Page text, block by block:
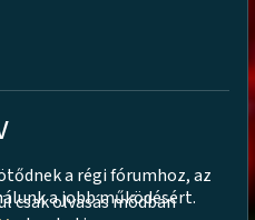
a régi fórumhoz, az
csak olvasás módban
a jobb működésért.